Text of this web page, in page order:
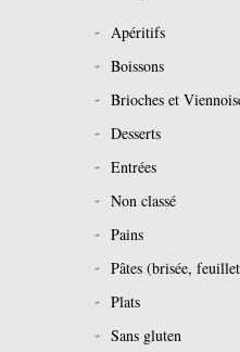
Apéritifs
Boissons
Brioches et
Desserts
Entrées
Non classé
Pains
Pâtes (brisée,
Plats
Sans gluten